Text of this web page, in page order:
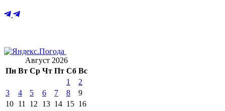
Август 2026
Пн Вт Ср Чт Пт Сб Вс
1
2
3
4 5 6 7 8
9
10 11 12 13 14 15 16